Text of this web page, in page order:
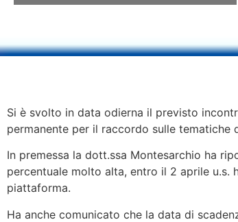
Si è svolto in data odierna il previsto
permanente per il raccordo sulle tematiche
In premessa la dott.ssa Montesarchio ha
percentuale molto alta, entro il 2 aprile u.s.
piattaforma.
Ha anche comunicato che la data di